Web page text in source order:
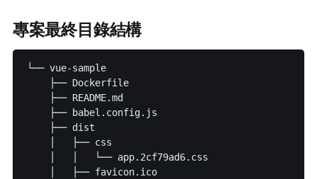
專案最終目錄結構
└── vue-sample
    ├── Dockerfile
    ├── README.md
    ├── babel.config.js
    ├── dist
    │   ├── css
    │   │   └── app.2cf79ad6.css
    │   ├── favicon.ico